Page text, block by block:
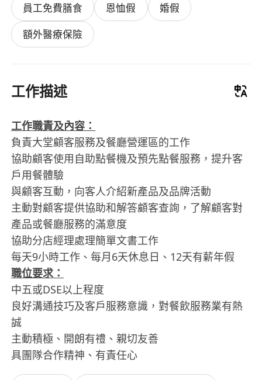
員工免費膳食 恩恤假
婚假
額外醫療保險
工作描述
工作職責及內容：
負責大堂顧客服務及餐廳營運區的工作
協助顧客使用自助點餐機及預先點餐服務，提升客
戶用餐體驗
與顧客互動，向客人介紹新產品及品牌活動
主動對顧客提供協助和解答顧客查詢，了解顧客對
產品或餐廳服務的滿意度
協助分店經理處理簡單文書工作
每天9小時工作、每月6天休息日、12天有薪年假
職位要求：
中五或DSE以上程度
良好溝通技巧及客戶服務意識，對餐飲服務業有熱
誠
主動積極、開朗有禮、親切友善
具團隊合作精神、有責任心